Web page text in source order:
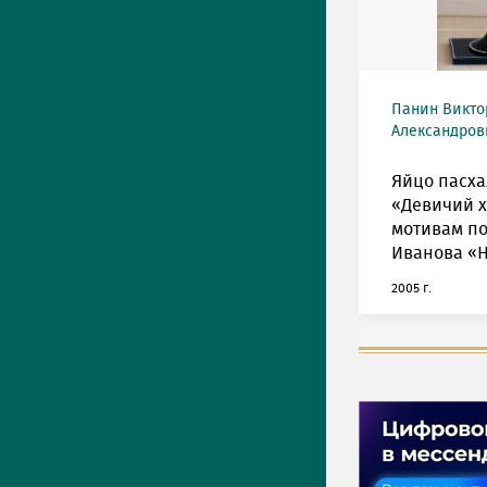
Панин
Яйцо
«Девичий
мотивам
Иванова
2005 г.